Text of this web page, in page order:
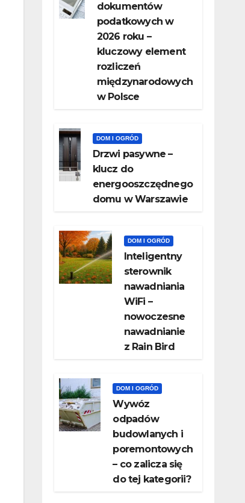
dokumentów
podatkowych w
2026 roku –
kluczowy element
rozliczeń
międzynarodowych
w Polsce
DOM I OGRÓD
Drzwi pasywne –
klucz do
energooszczędnego
domu w Warszawie
DOM I OGRÓD
Inteligentny
sterownik
nawadniania
WiFi –
nowoczesne
nawadnianie
z Rain Bird
DOM I OGRÓD
Wywóz
odpadów
budowlanych i
poremontowych
– co zalicza się
do tej kategorii?